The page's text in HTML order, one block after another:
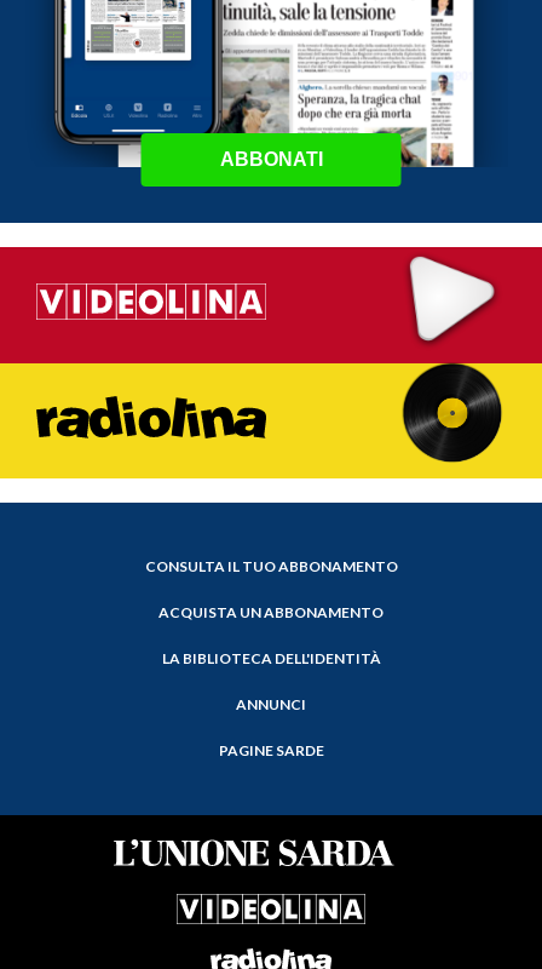
ABBONATI
CONSULTA IL TUO ABBONAMENTO
ACQUISTA UN ABBONAMENTO
LA BIBLIOTECA DELL'IDENTITÀ
ANNUNCI
PAGINE SARDE